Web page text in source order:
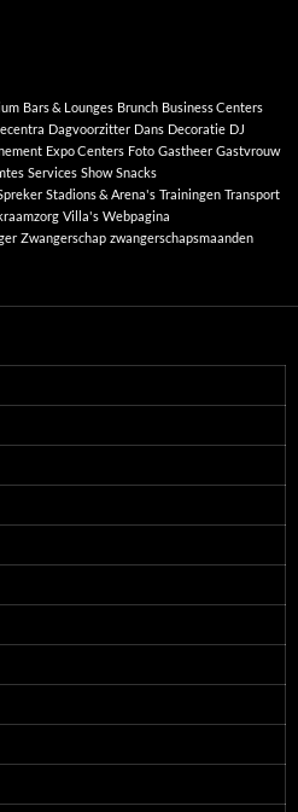
Bars & Lounges Brunch Business Centers
Dagvoorzitter Dans Decoratie DJ
Expo Centers Foto Gastheer Gastvrouw
Services Show Snacks
Stadions & Arena's Trainingen Transport
Villa's Webpagina
Zwangerschap zwangerschapsmaanden